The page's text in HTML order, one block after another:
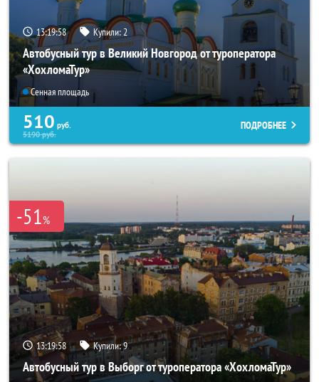
13:19:57 Купили: 2
Автобусный тур в Великий Новгород от туроператора
«ХохломаТур»
Сенная площадь
510 руб.
5190руб.
ПОДРОБНЕЕ
-51%
13:19:57 Купили:9
Автобусный тур в Выборг от туроператора «ХохломаТур»